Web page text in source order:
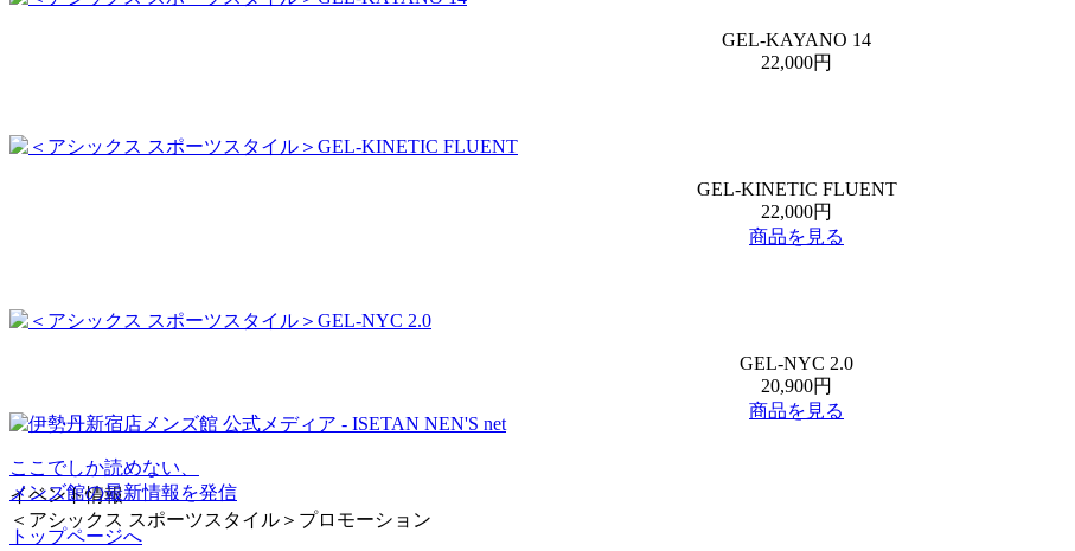
GEL-KAYANO 14
22,000円
GEL-KINETIC FLUENT
22,000円
商品を見る
GEL-NYC 2.0
20,900円
商品を見る
イベント情報
＜アシックス スポーツスタイル＞プロモーション
ここでしか読めない、
メンズ館の最新情報を発信
トップページへ